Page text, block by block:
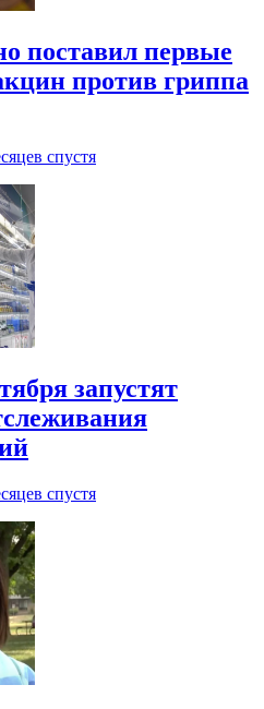
поставил первые
против гриппа
спустя
запустят
спустя